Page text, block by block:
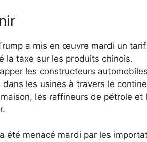
a mis en œuvre mardi un
la taxe sur les produits chinois.
les constructeurs
les usines à travers le
les raffineurs de pétrole
été menacé mardi par les